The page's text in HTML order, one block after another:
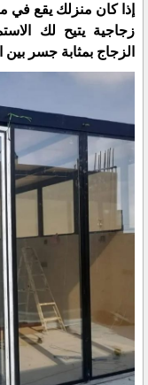
إذا كان منزلك يقع في
زجاجية يتيح لك
الزجاج بمثابة جسر بين